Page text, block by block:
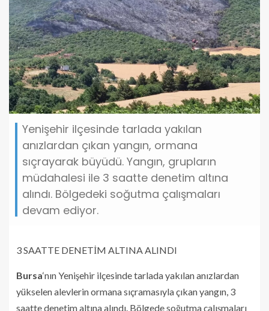
Yenişehir ilçesinde tarlada yakılan
anızlardan çıkan yangın, ormana
sıçrayarak büyüdü. Yangın, grupların
müdahalesi ile 3 saatte denetim altına
alındı. Bölgedeki soğutma çalışmaları
devam ediyor.
3 SAATTE DENETİM ALTINA ALINDI
Bursa‘nın Yenişehir ilçesinde tarlada yakılan anızlardan
yükselen alevlerin ormana sıçramasıyla çıkan yangın, 3
saatte denetim altına alındı. Bölgede soğutma çalışmaları